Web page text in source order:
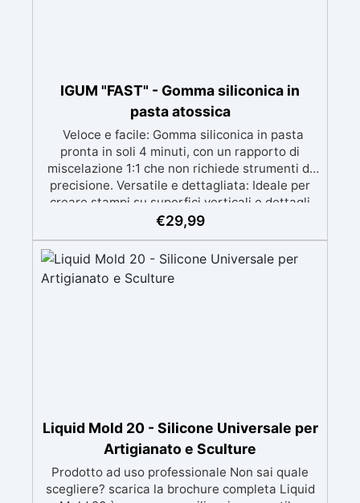
IGUM "FAST" - Gomma siliconica in
pasta atossica
Veloce e facile: Gomma siliconica in pasta
pronta in soli 4 minuti, con un rapporto di
miscelazione 1:1 che non richiede strumenti di
precisione. Versatile e dettagliata: Ideale per
creare stampi su superfici verticali e dettagli
intricati, compatibile con resine, gesso, cera,
Atossica e sicura: Formulazione inodore,
atossica e facile da maneggiare senza guanti o
mascherina. Alta resistenza e durabilità:
€29,99
Liquid Mold 20 - Silicone Universale per
Artigianato e Sculture
Prodotto ad uso professionale Non sai quale
scegliere? scarica la brochure completa Liquid